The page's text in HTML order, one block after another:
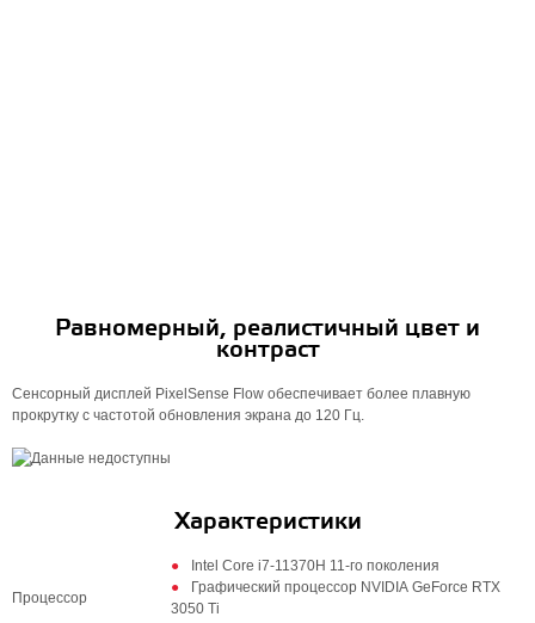
Равномерный, реалистичный цвет и
контраст
Сенсорный дисплей PixelSense Flow обеспечивает более плавную
прокрутку с частотой обновления экрана до 120 Гц.
Характеристики
Процессор
Intel Core i7-11370H 11-го поколения
Графический процессор NVIDIA GeForce RTX
3050 Ti